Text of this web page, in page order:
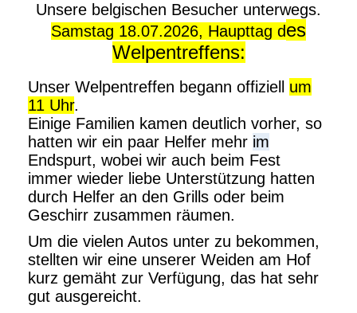
Unsere belgischen Besucher unterwegs.
Samstag 18.07.2026, Haupttag des
Welpentreffens:
Unser Welpentreffen begann offiziell um
11 Uhr.
Einige Familien kamen deutlich vorher, so
hatten wir ein paar Helfer mehr im
Endspurt, wobei wir auch beim Fest
immer wieder liebe Unterstützung hatten
durch Helfer an den Grills oder beim
Geschirr zusammen räumen.
Um die vielen Autos unter zu bekommen,
stellten wir eine unserer Weiden am Hof
kurz gemäht zur Verfügung, das hat sehr
gut ausgereicht.